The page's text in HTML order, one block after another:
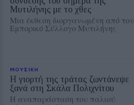
Μυτιλήνης με το χθες
Μια έκθεση διοργανωμένη από τον
Εμπορικό Σύλλογο Μυτιλήνης
ΜΟΥΣΙΚΗ
Η γιορτή της τράτας ζωντάνεψε
ξανά στη Σκάλα Πολιχνίτου
Η αναπαράσταση του παλιού